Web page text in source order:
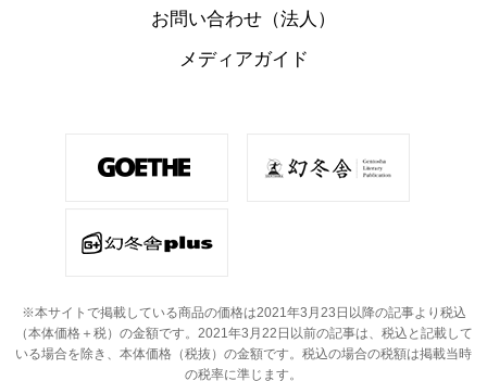
お問い合わせ（法人）
メディアガイド
※本サイトで掲載している商品の価格は2021年3月23日以降の記事より税込
（本体価格＋税）の金額です。
2021年3月22日以前の記事は、税込と記載して
いる場合を除き、本体価格（税抜）の金額です。 税込の場合の税額は掲載当時
の税率に準じます。